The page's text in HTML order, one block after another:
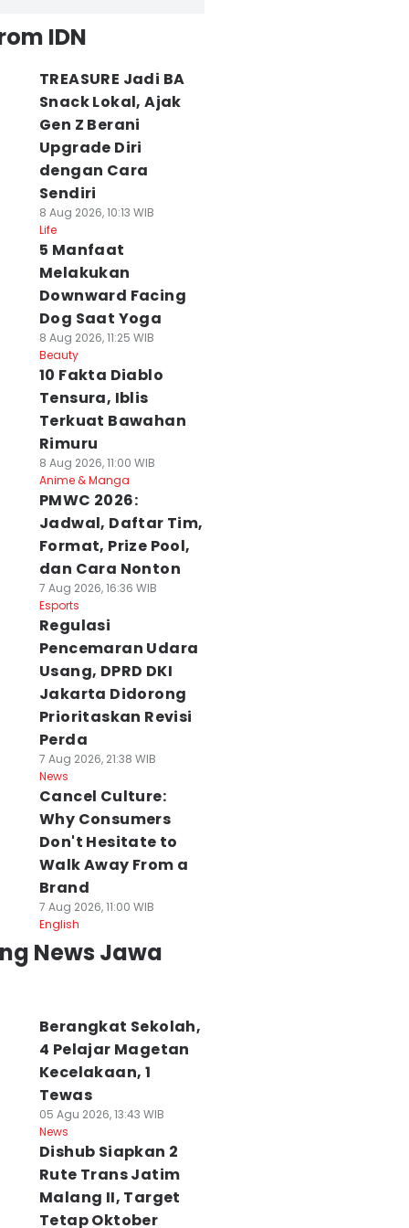
IDN
TREASURE Jadi BA
Snack Lokal, Ajak
Gen Z Berani
Upgrade Diri
dengan Cara
Sendiri
8 Aug 2026, 10:13 WIB
Life
5 Manfaat
Melakukan
Downward Facing
Dog Saat Yoga
8 Aug 2026, 11:25 WIB
Beauty
10 Fakta Diablo
Tensura, Iblis
Terkuat Bawahan
Rimuru
8 Aug 2026, 11:00 WIB
Anime & Manga
PMWC 2026:
Jadwal, Daftar Tim,
Format, Prize Pool,
dan Cara Nonton
7 Aug 2026, 16:36 WIB
Esports
Regulasi
Pencemaran Udara
Usang, DPRD DKI
Jakarta Didorong
Prioritaskan Revisi
Perda
7 Aug 2026, 21:38 WIB
News
Cancel Culture:
Why Consumers
Don't Hesitate to
Walk Away From a
Brand
7 Aug 2026, 11:00 WIB
English
News Jawa
Berangkat Sekolah,
4 Pelajar Magetan
Kecelakaan, 1
Tewas
05 Agu 2026, 13:43 WIB
News
Dishub Siapkan 2
Rute Trans Jatim
Malang II, Target
Tetap Oktober